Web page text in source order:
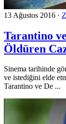
13 Ağustos 2016 ·
Tarantino
Öldüren
Sinema tarihinde
ve istediğini elde
Tarantino ve De ...